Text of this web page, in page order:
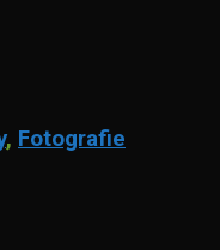
, Fotografie